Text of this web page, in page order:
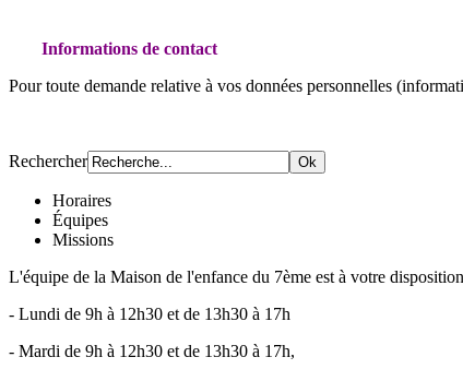
Informations de contact
Pour toute demande relative à vos données personnelles
Rechercher
Horaires
Équipes
Missions
L'équipe de la Maison de l'enfance du 7ème est à votre
- Lundi de 9h à 12h30 et de 13h30 à 17h
- Mardi de 9h à 12h30 et de 13h30 à 17h,